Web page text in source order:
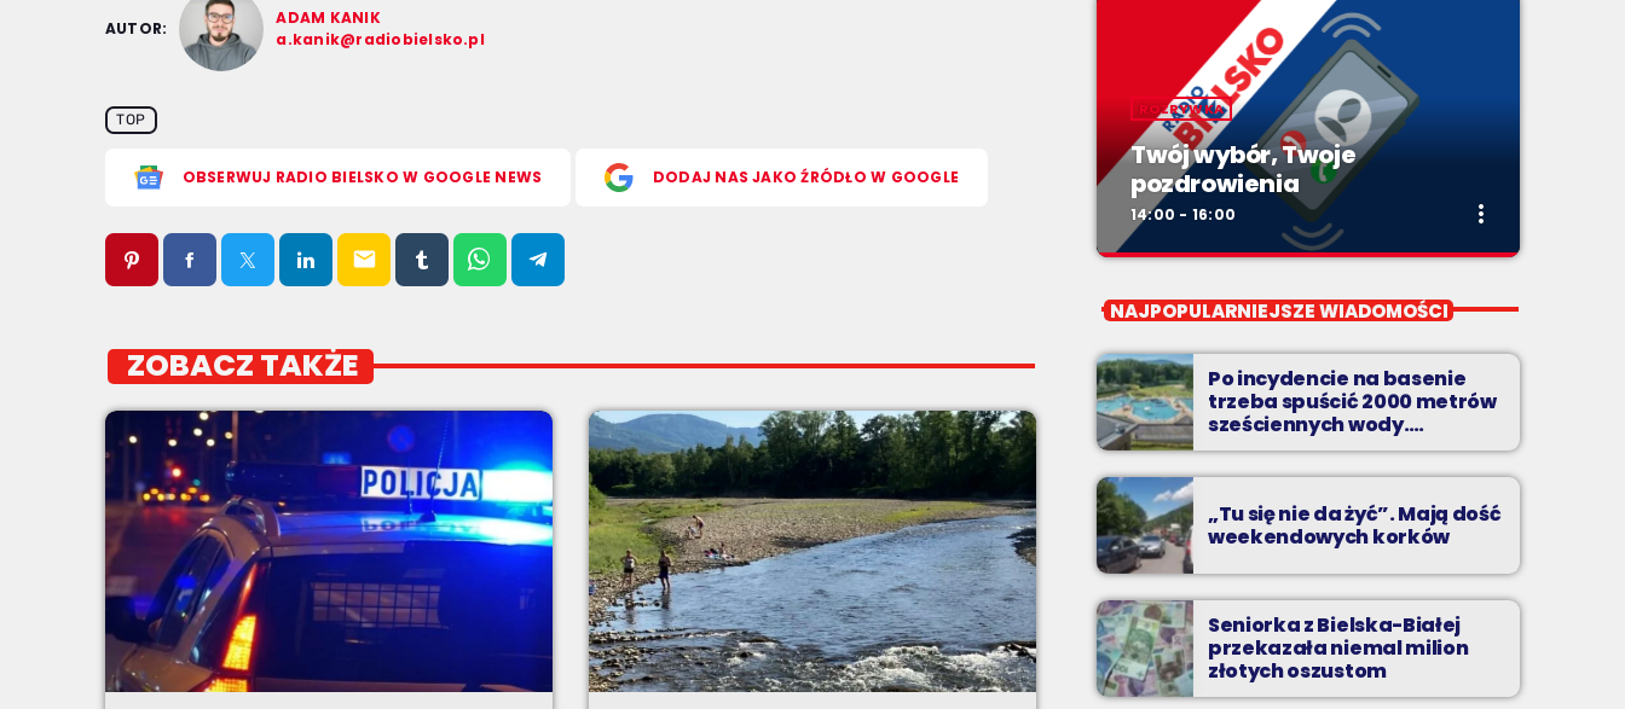
AUTOR:
ADAM KANIK
a.kanik@radiobielsko.pl
TOP
OBSERWUJ RADIO BIELSKO W GOOGLE NEWS DODAJ NAS JAKO ŹRÓDŁO W GOOGLE
email
ZOBACZ TAKŻE
ROZRYWKA
Twój wybór, Twoje
pozdrowienia
14:00 - 16:00 more_vert
Twój wybór, Twoje
Niedziele od 14 do 16
Zadzwoń do nas, wybierz jedną z dwóch
muzycznych propozycji i pozdrów bliskich na
żywo w Radiu BIELSKO.
NAJPOPULARNIEJSZE WIADOMOŚCI
Po incydencie na basenie
trzeba spuścić 2000 metrów
sześciennych wody.
„Ogromne koszty i ogromna
praca”
„Tu się nie da żyć”. Mają dość
weekendowych korków
Seniorka z Bielska-Białej
przekazała niemal milion
złotych oszustom